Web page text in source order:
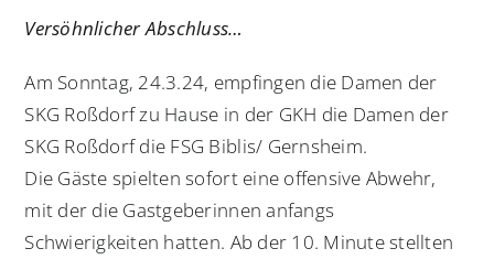
Versöhnlicher Abschluss…
Am Sonntag, 24.3.24, empfingen die Damen der
SKG Roßdorf zu Hause in der GKH die Damen der
SKG Roßdorf die FSG Biblis/ Gernsheim.
Die Gäste spielten sofort eine offensive Abwehr,
mit der die Gastgeberinnen anfangs
Schwierigkeiten hatten. Ab der 10. Minute stellten